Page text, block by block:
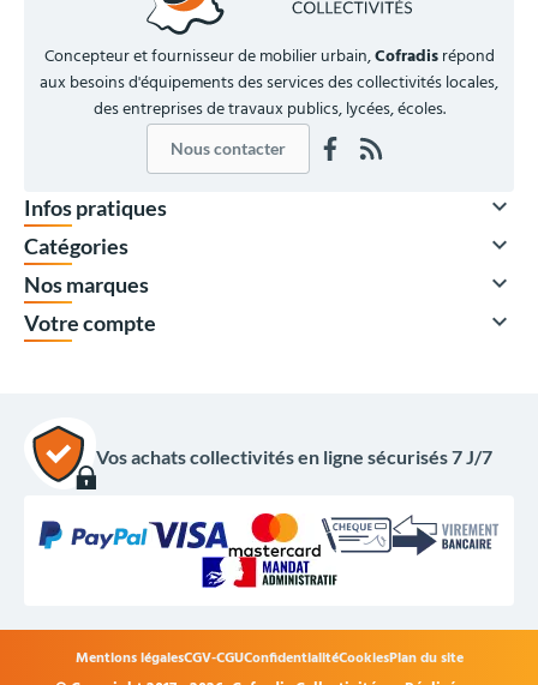
Concepteur et fournisseur de mobilier urbain,Cofradisrépond
aux besoins d'équipements des services des collectivités locales,
des entreprises de travaux publics, lycées, écoles.
Nous contacter
Infos pratiques 
Catégories 
Nos marques 
Votre compte 
Vos achats collectivités en ligne sécurisés 7 J/7
Mentions légalesCGV-CGUConfidentialitéCookiesPlan du site